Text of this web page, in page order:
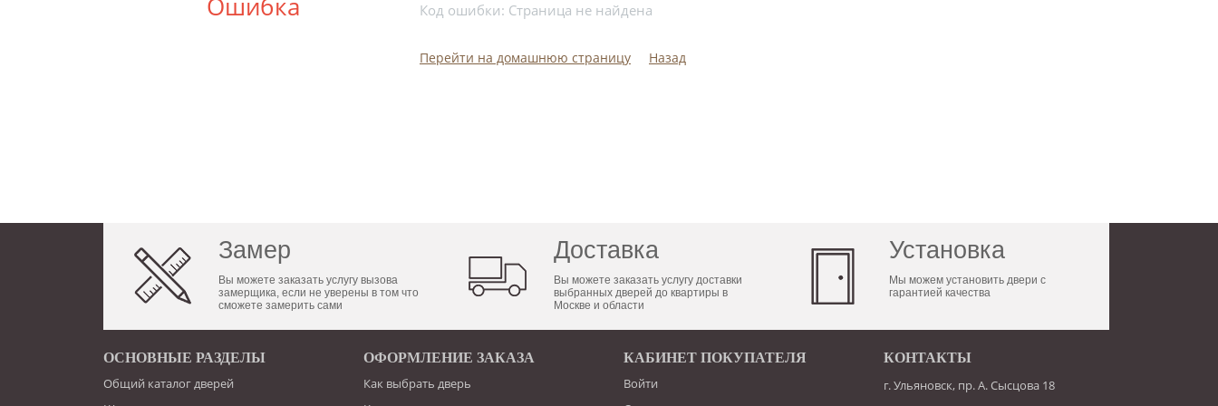
Ошибка Код ошибки: Страница не найдена
Перейти на домашнюю страницу Назад
Замер
Вы можете заказать услугу вызова
замерщика, если не уверены в том что
сможете замерить сами
Доставка
Вы можете заказать услугу доставки
выбранных дверей до квартиры в
Москве и области
Установка
Мы можем установить двери с
гарантией качества
ОСНОВНЫЕ РАЗДЕЛЫ
Общий каталог дверей
ОФОРМЛЕНИЕ ЗАКАЗА
Как выбрать дверь
КАБИНЕТ ПОКУПАТЕЛЯ
Войти
КОНТАКТЫ
г. Ульяновск, пр. А. Сысцова 18